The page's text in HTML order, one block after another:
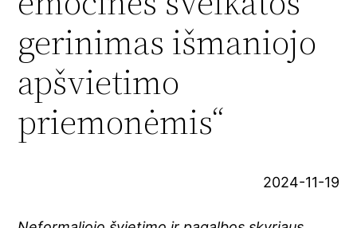
gerinimas išmaniojo
apšvietimo
priemonėmis“
2024-11-19